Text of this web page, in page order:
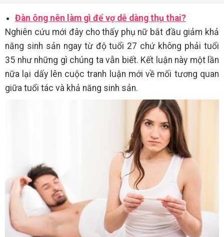
Đàn ông nên làm gì để vợ dễ dàng thụ thai?
Nghiên cứu mới đây cho thấy phụ nữ bắt đầu giảm khả
năng sinh sản ngay từ độ tuổi 27 chứ không phải tuổi
35 như những gì chúng ta vẫn biết. Kết luận này một lần
nữa lại dấy lên cuộc tranh luận mới về mối tương quan
giữa tuổi tác và khả năng sinh sản.